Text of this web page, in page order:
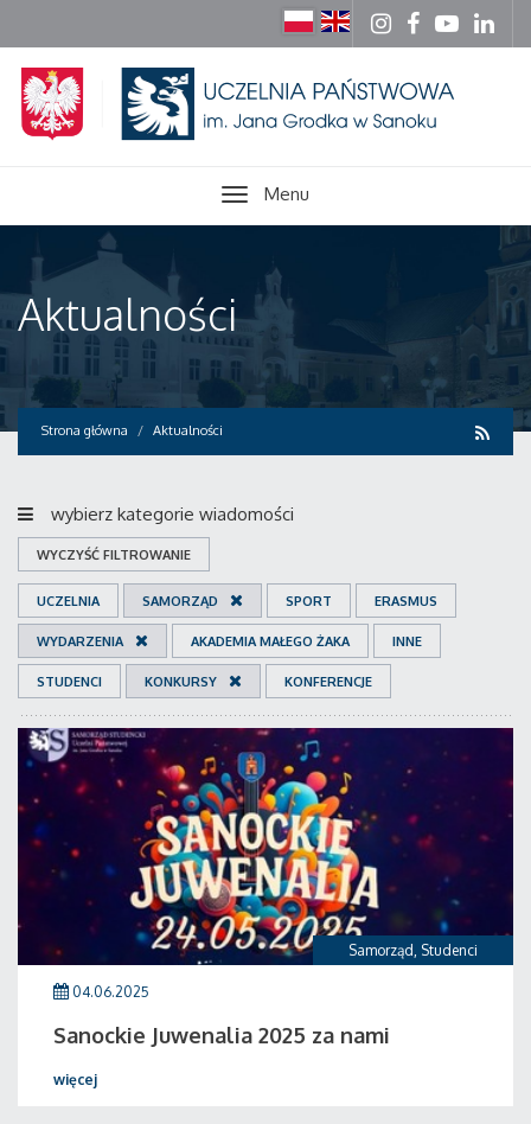
Menu
Aktualności
Strona główna Aktualności
wybierz kategorie wiadomości
WYCZYŚĆ FILTROWANIE
UCZELNIA SAMORZĄD SPORT ERASMUS
WYDARZENIA AKADEMIA MAŁEGO ŻAKA INNE
STUDENCI KONKURSY KONFERENCJE
Samorząd, Studenci
04.06.2025
Sanockie Juwenalia 2025 za nami
więcej